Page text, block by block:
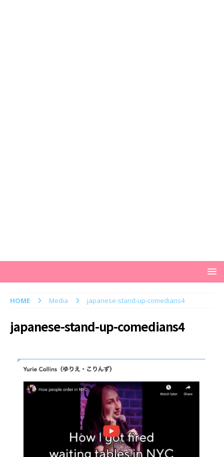
HOME Media japanese-stand-up-comedians4
japanese-stand-up-comedians4